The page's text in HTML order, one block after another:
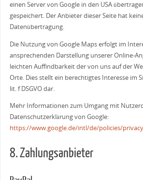
einen Server von Google in den USA
gespeichert. Der Anbieter dieser Seite hat
Datenübertragung.
Die Nutzung von Google Maps erfolgt im
ansprechenden Darstellung unserer Online-
leichten Auffindbarkeit der von uns auf der
Orte. Dies stellt ein berechtigtes Interesse im
lit. f DSGVO dar.
Mehr Informationen zum Umgang mit
Datenschutzerklärung von Google:
https://www.google.de/intl/de/policies/
8. Zahlungsanbieter